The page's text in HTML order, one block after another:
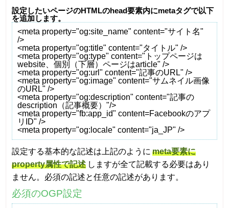
設定したいページのHTMLのhead要素内にmetaタグで以下
を追加します。
<meta property="og:site_name" content="サイト名"
/>
<meta property="og:title" content="タイトル" />
<meta property="og:type" content="トップページは
website、個別（下層）ページはarticle" />
<meta property="og:url" content="記事のURL" />
<meta property="og:image" content="サムネイル画像
のURL" />
<meta property="og:description" content="記事の
description（記事概要）"/>
<meta property="fb:app_id" content=Facebookのアプ
リID" />
<meta property="og:locale" content="ja_JP" />
設定する基本的な記述は上記のように meta要素に
property属性で記述 しますが全て記載する必要はあり
ません。必須の記述と任意の記述があります。
必須のOGP設定